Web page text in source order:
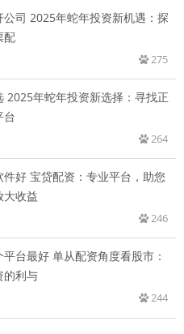
公司 2025年蛇年投资新机遇：探
配
275
2025年蛇年投资新选择：寻找正
台
264
好 宝贷配资：专业平台，助您
大收益
246
台最好 单从配资角度看股市：
的利与
244